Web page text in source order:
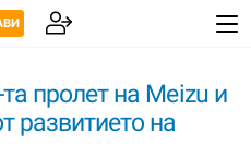
пролет на Meizu и
развитието на